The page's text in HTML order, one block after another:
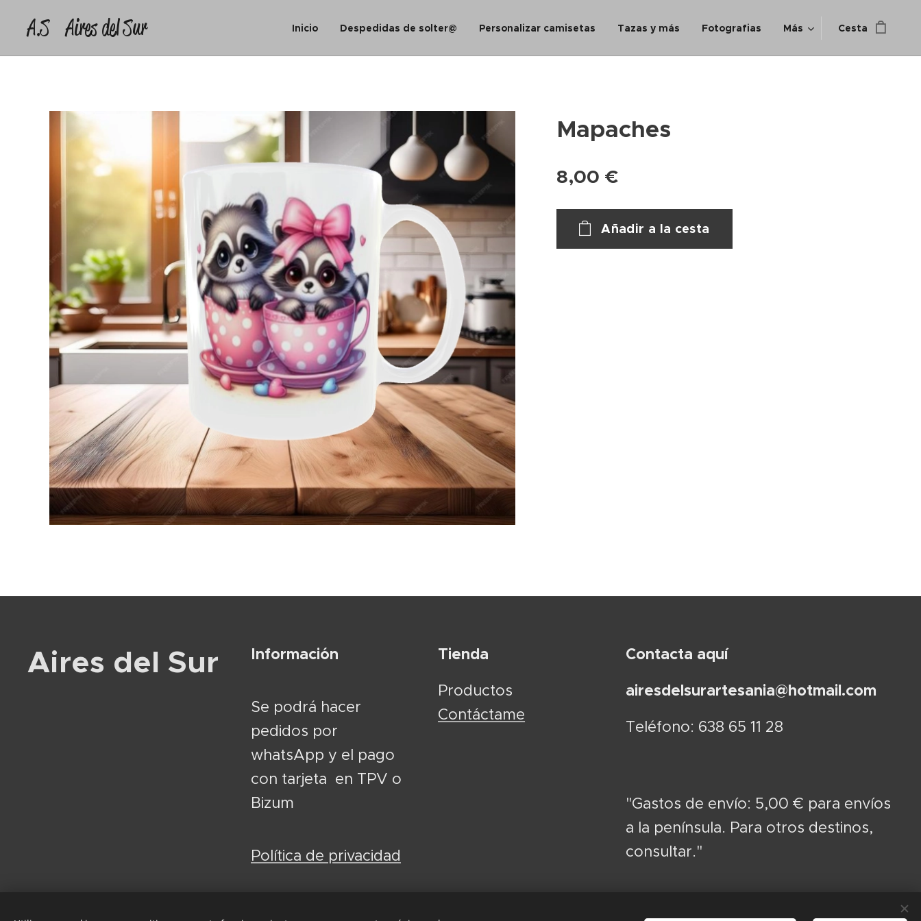
A.S Aires del Sur Inicio Despedidas de solter@ Personalizar camisetas Tazas y más Fotografias Más Cesta
Mapaches
8,00 €
Añadir a la cesta
Aires del Sur Información
Se podrá hacer
pedidos por
whatsApp y el pago
con tarjeta en TPV o
Bizum
Política de privacidad
Tienda
Productos
Contáctame
Contacta aquí
airesdelsurartesania@hotmail.com
Teléfono: 638 65 11 28
"Gastos de envío: 5,00 € para envíos
a la península. Para otros destinos,
consultar."